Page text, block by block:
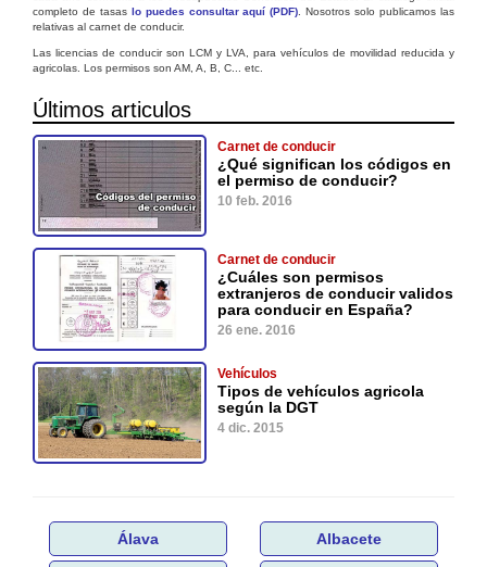
completo de tasas lo puedes consultar aquí (PDF) . Nosotros solo publicamos las
relativas al carnet de conducir.
Las licencias de conducir son LCM y LVA, para vehículos de movilidad reducida y
agricolas. Los permisos son AM, A, B, C... etc.
Últimos articulos
Carnet de conducir
¿Qué significan los códigos en
el permiso de conducir?
10 feb. 2016
Carnet de conducir
¿Cuáles son permisos
extranjeros de conducir validos
para conducir en España?
26 ene. 2016
Vehículos
Tipos de vehículos agricola
según la DGT
4 dic. 2015
Álava Albacete